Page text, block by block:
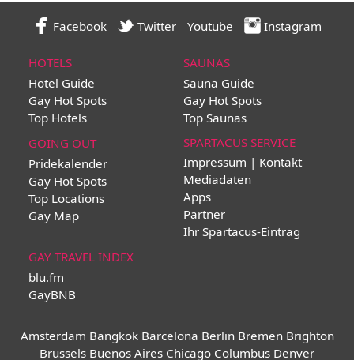
Facebook Twitter Youtube Instagram
HOTELS
Hotel Guide
Gay Hot Spots
Top Hotels
SAUNAS
Sauna Guide
Gay Hot Spots
Top Saunas
GOING OUT
Pridekalender
Gay Hot Spots
Top Locations
Gay Map
SPARTACUS SERVICE
Impressum | Kontakt
Mediadaten
Apps
Partner
Ihr Spartacus-Eintrag
GAY TRAVEL INDEX
blu.fm
GayBNB
Amsterdam Bangkok Barcelona Berlin Bremen Brighton
Brussels Buenos Aires Chicago Columbus Denver